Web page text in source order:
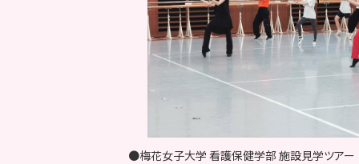
●梅花女子大学 看護保健学部 施設見学ツアー